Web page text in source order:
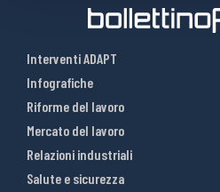
Interventi ADAPT
Infografiche
Riforme del lavoro
Mercato del lavoro
Relazioni industriali
Salute e sicurezza